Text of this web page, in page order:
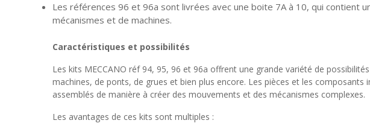
Les références 96 et 96a sont livrées avec une boite 7A à 10, qui
mécanismes et de machines.
Caractéristiques et possibilités
Les kits MECCANO réf 94, 95, 96 et 96a offrent une grande variété de
machines, de ponts, de grues et bien plus encore. Les pièces et les
assemblés de manière à créer des mouvements et des mécanismes complexes.
Les avantages de ces kits sont multiples :